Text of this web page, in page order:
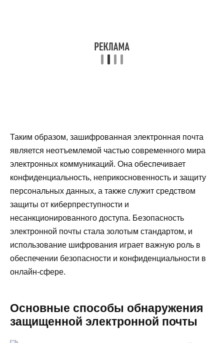
Таким образом, зашифрованная электронная почта
является неотъемлемой частью современного мира
электронных коммуникаций. Она обеспечивает
конфиденциальность, неприкосновенность и защиту
персональных данных, а также служит средством
защиты от киберпреступности и
несанкционированного доступа. Безопасность
электронной почты стала золотым стандартом, и
использование шифрования играет важную роль в
обеспечении безопасности и конфиденциальности в
онлайн-сфере.
Основные способы обнаружения
защищенной электронной почты